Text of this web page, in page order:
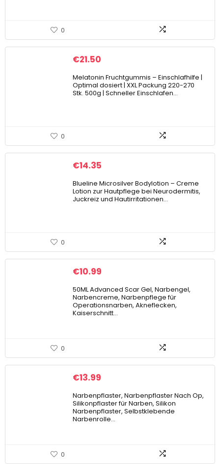
0
€21.50
Melatonin Fruchtgummis – Einschlafhilfe |
Optimal dosiert | XXL Packung 220-270
Stk. 500g | Schneller Einschlafen…
0
€14.35
Blueline Microsilver Bodylotion – Creme
Lotion zur Hautpflege bei Neurodermitis,
Juckreiz und Hautirritationen…
0
€10.99
50ML Advanced Scar Gel, Narbengel,
Narbencreme, Narbenpflege für
Operationsnarben, Akneflecken,
Kaiserschnitt…
0
€13.99
Narbenpflaster, Narbenpflaster Nach Op,
Silikonpflaster für Narben, Silikon
Narbenpflaster, Selbstklebende
Narbenrolle…
0